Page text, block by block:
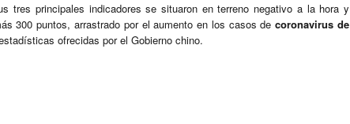
tres principales indicadores se situaron en terreno negativo a la hora y
300 puntos, arrastrado por el aumento en los casos decoronavirus de
ofrecidas por el Gobierno chino.